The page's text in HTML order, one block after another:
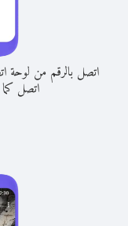
اتصل بالرقم من لوحة
اتصل